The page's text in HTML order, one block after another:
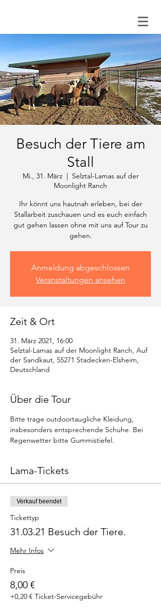
Besuch der Tiere am
Stall
Mi., 31. März
  |
Selztal-Lamas auf der
Moonlight Ranch
Ihr könnt uns hautnah erleben, bei der
Stallarbeit zuschauen und es euch einfach
gut gehen lassen ohne mit uns auf Tour zu
gehen.
Anmeldung abgeschlossen
Veranstaltungen ansehen
Zeit & Ort
31. März 2021, 16:00
Selztal-Lamas auf der Moonlight Ranch, Auf
der Sandkaut, 55271 Stadecken-Elsheim,
Deutschland
Über die Tour
Bitte trage outdoortaugliche Kleidung,
insbesonders entsprechende Schuhe. Bei
Regenwetter bitte Gummistiefel.
Lama-Tickets
Verkauf beendet
Tickettyp
31.03.21 Besuch der Tiere.
Mehr Infos
Preis
8,00 €
+0,20 € Ticket-Servicegebühr